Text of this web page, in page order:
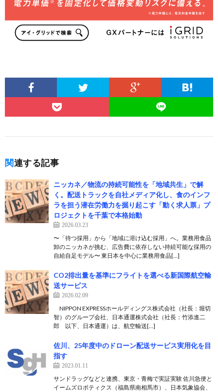
関連する記事
ニッカネ／物流の持続可能性を「地域共生」で解
く。配送トラックを自社メディア化し、食のインフ
ラを担う潜在労働力を掘り起こす「動く求人票」プ
ロジェクトを千葉で本格始動
2026.03.23
〜「待つ採用」から「地域に溶け込む採用」へ。業務用食品
卸のニッカネが挑む、広告費に依存しない持続可能な採用の
自給自足モデル〜 東日本を中心に業務用食品[…]
CO2排出量を基準にフライトを選べる新国際航空輸
送サービス
2026.02.09
NIPPON EXPRESSホールディングス株式会社（社長：堀切
智）のグループ会社、日本通運株式会社（社長：竹添進二
郎 以下、日本通運）は、航空輸送[…]
佐川、25年度中のドローン配送サービス実用化を目
指す
2023.01.11
サンドラッグなどと連携、東京・青梅で実証実験 佐川急便と
イームズロボティクス（福島県南相馬市）、日本気象協会、